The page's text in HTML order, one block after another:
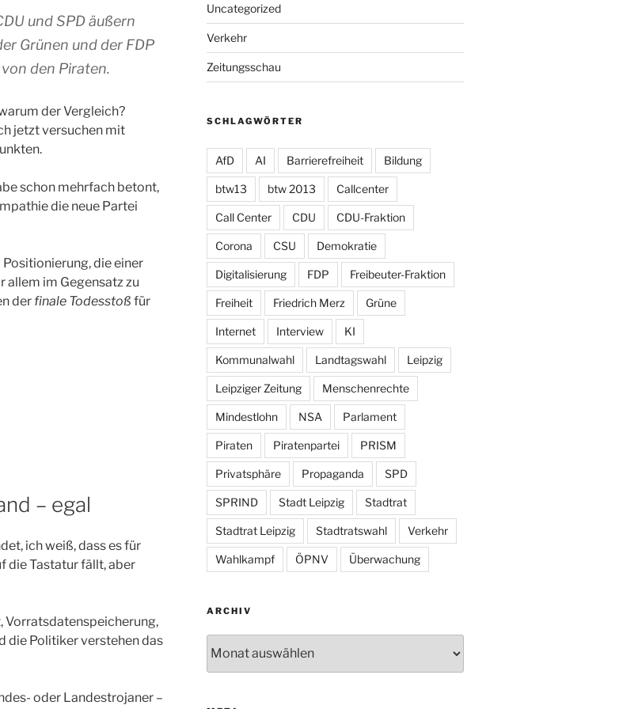
und SPD äußern
Grünen und der FDP
den Piraten.
der Vergleich?
jetzt versuchen mit
schon mehrfach betont,
die neue Partei
die einer
allem im Gegensatz zu
der finale Todesstoß für
– egal
ich weiß, dass es für
die Tastatur fällt, aber
Vorratsdatenspeicherung,
die Politiker verstehen das
oder Landestrojaner –
Uncategorized
Verkehr
Zeitungsschau
SCHLAGWÖRTER
AfD AI Barrierefreiheit Bildung
btw13 btw 2013 Callcenter
Call Center CDU CDU-Fraktion
Corona CSU Demokratie
Digitalisierung FDP Freibeuter-Fraktion
Freiheit Friedrich Merz Grüne
Internet Interview KI
Kommunalwahl Landtagswahl Leipzig
Leipziger Zeitung Menschenrechte
Mindestlohn NSA Parlament
Piraten Piratenpartei PRISM
Privatsphäre Propaganda SPD
SPRIND Stadt Leipzig Stadtrat
Stadtrat Leipzig Stadtratswahl Verkehr
Wahlkampf ÖPNV Überwachung
ARCHIV